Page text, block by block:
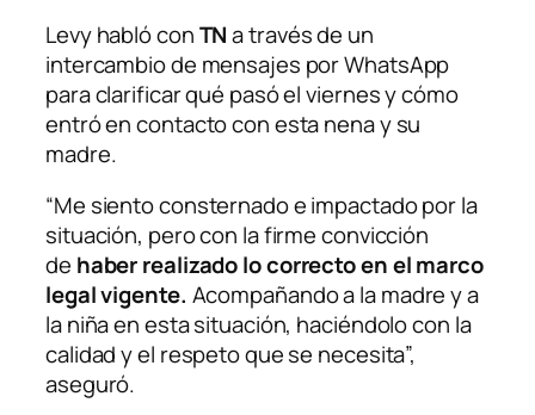
Levy habló conTNa través de un
intercambio de mensajes por WhatsApp
para clarificar qué pasó el viernes y cómo
entró en contacto con esta nena y su
madre.
“Me siento consternado e impactado por la
situación, pero con la firme convicción
de haber realizado lo correcto en el marco
legal vigente. Acompañando a la madre y a
la niña en esta situación, haciéndolo con la
calidad y el respeto que se necesita”,
aseguró.